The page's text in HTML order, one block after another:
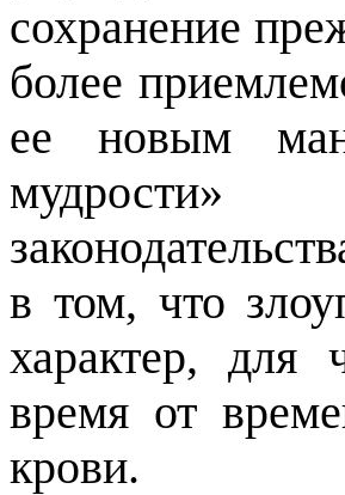
сохранение
более
ее новым
мудрости»
в том, что
характер, для
время от
крови.